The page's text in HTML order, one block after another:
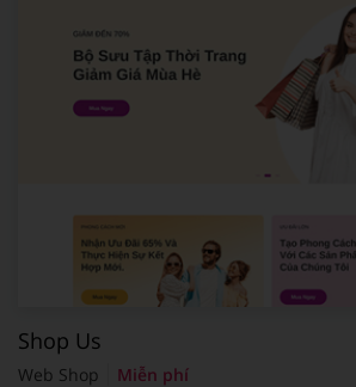
Shop Us
Web Shop Miễn phí